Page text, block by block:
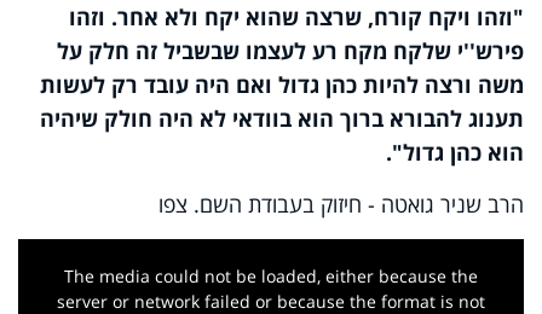
"וזהו ויקח קורח, שרצה שהוא יקח ולא אחר. וזהו
פירש''י שלקח מקח רע לעצמו שבשביל זה חלק על
משה ורצה להיות כהן גדול ואם היה עובד רק לעשות
תענוג להבורא ברוך הוא בוודאי לא היה חולק שיהיה
הוא כהן גדול".
הרב שניר גואטה - חיזוק בעבודת השם. צפו
This
The media could not be loaded, either because the
server or network failed or because the format is not